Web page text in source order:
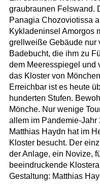
graubraunen Felswand.
Panagia Chozoviotissa
Kykladeninsel Amorgos
grellweiße Gebäude nur
Badebucht, die ihm zu
dem Meeresspiegel und
das Kloster von
Erreichbar ist es heute
hunderten Stufen.
Mönche. Nur wenige
allem im Pandemie-Jahr
Matthias Haydn hat im
Kloster besucht. Der
der Anlage, ein Novize,
beeindruckende
Gestaltung: Matthias